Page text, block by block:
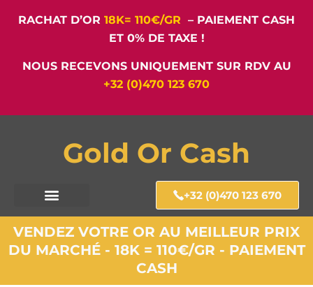
RACHAT D’OR 18K= 110€/GR – PAIEMENT CASH
ET 0% DE TAXE !
NOUS RECEVONS UNIQUEMENT SUR RDV AU
+32 (0)470 123 670
Gold Or Cash
+32 (0)470 123 670
VENDEZ VOTRE OR AU MEILLEUR PRIX
DU MARCHÉ - 18K = 110€/GR - PAIEMENT
CASH